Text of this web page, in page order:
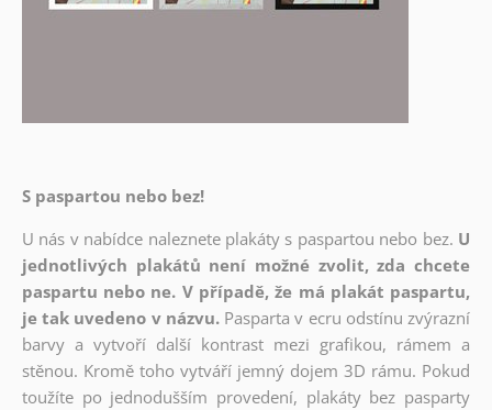
S paspartou nebo bez!
U nás v nabídce naleznete plakáty s paspartou nebo bez. U
jednotlivých plakátů není možné zvolit, zda chcete
paspartu nebo ne. V případě, že má plakát paspartu,
je tak uvedeno v názvu. Pasparta v ecru odstínu zvýrazní
barvy a vytvoří další kontrast mezi grafikou, rámem a
stěnou. Kromě toho vytváří jemný dojem 3D rámu. Pokud
toužíte po jednodušším provedení, plakáty bez pasparty